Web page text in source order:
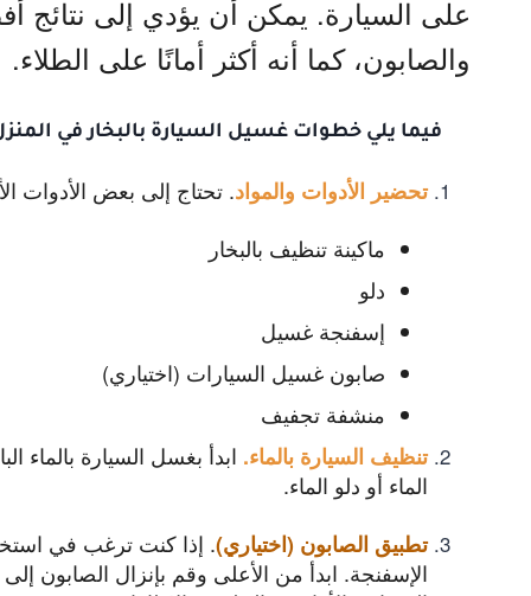
على السيارة. يمكن أن يؤدي إلى نتائج
والصابون، كما أنه أكثر أمانًا على الطلاء.
فيما يلي خطوات غسيل السيارة بالبخار في
تحضير الأدوات والمواد. تحتاج إلى بعض الأدوات
ماكينة تنظيف بالبخار
دلو
إسفنجة غسيل
صابون غسيل السيارات (اختياري)
منشفة تجفيف
تنظيف السيارة بالماء. ابدأ بغسل السيارة بالماء
الماء أو دلو الماء.
تطبيق الصابون (اختياري). إذا كنت ترغب في
الإسفنجة. ابدأ من الأعلى وقم بإنزال الصابون